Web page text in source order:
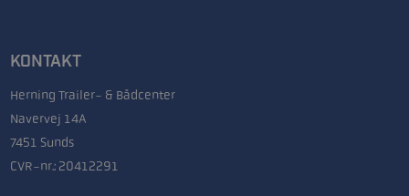
KONTAKT
Herning Trailer- & Bådcenter
Navervej 14A
7451 Sunds
CVR-nr.: 20412291